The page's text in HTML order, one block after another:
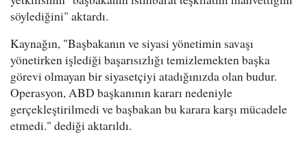
söylediğini" aktardı.
Kaynağın, "Başbakanın ve siyasi yönetimin savaşı
yönetirken işlediği başarısızlığı temizlemekten başka
görevi olmayan bir siyasetçiyi atadığınızda olan budur.
Operasyon, ABD başkanının kararı nedeniyle
gerçekleştirilmedi ve başbakan bu karara karşı mücadele
etmedi." dediği aktarıldı.